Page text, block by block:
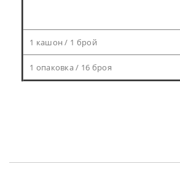
1 кашон / 1 брой
1 опаковка / 16 броя